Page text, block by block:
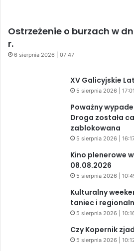
Ostrzeżenie o burzach w
r.
6 sierpnia 2026 | 07:47
XV Galicyjskie
5 sierpnia 2026 | 17:01
Poważny
Droga została
zablokowana
5 sierpnia 2026 |
Kino plenerowe
08.08.2026
5 sierpnia 2026 |
Kulturalny
taniec i
5 sierpnia 2026 |
Czy Kopernik
5 sierpnia 2026 |